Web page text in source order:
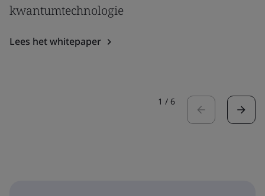
kwantumtechnologie
Lees het whitepaper
1 / 6